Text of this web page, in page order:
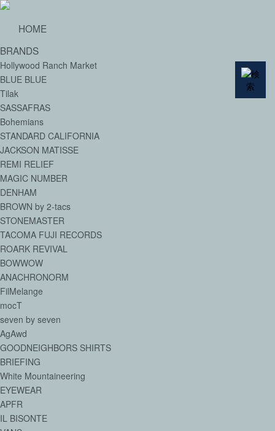
HOME
BRANDS
Hollywood Ranch Market
BLUE BLUE
Tilak
SASSAFRAS
Bohemians
STANDARD CALIFORNIA
JACKSON MATISSE
REMI RELIEF
MAGIC NUMBER
DENHAM
BROWN by 2-tacs
STONEMASTER
TACOMA FUJI RECORDS
ROARK REVIVAL
BOWWOW
ANACHRONORM
FilMelange
mocT
seven by seven
AgAwd
GOODNEIGHBORS SHIRTS
BRIEFING
White Mountaineering
EYEWEAR
APFR
IL BISONTE